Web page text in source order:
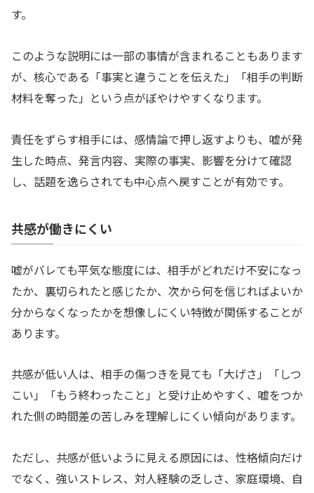
す。
このような説明には一部の事情が含まれることもあります
が、核心である「事実と違うことを伝えた」「相手の判断
材料を奪った」という点がぼやけやすくなります。
責任をずらす相手には、感情論で押し返すよりも、嘘が発
生した時点、発言内容、実際の事実、影響を分けて確認
し、話題を逸らされても中心点へ戻すことが有効です。
共感が働きにくい
嘘がバレても平気な態度には、相手がどれだけ不安になっ
たか、裏切られたと感じたか、次から何を信じればよいか
分からなくなったかを想像しにくい特徴が関係することが
あります。
共感が低い人は、相手の傷つきを見ても「大げさ」「しつ
こい」「もう終わったこと」と受け止めやすく、嘘をつか
れた側の時間差の苦しみを理解しにくい傾向があります。
ただし、共感が低いように見える原因には、性格傾向だけ
でなく、強いストレス、対人経験の乏しさ、家庭環境、自